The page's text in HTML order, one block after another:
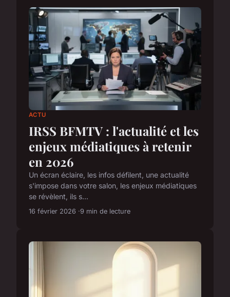
ACTU
IRSS BFMTV : l'actualité et les
enjeux médiatiques à retenir
en 2026
Un écran éclaire, les infos défilent, une actualité
s'impose dans votre salon, les enjeux médiatiques
se révèlent, ils s...
16 février 2026 9 min de lecture